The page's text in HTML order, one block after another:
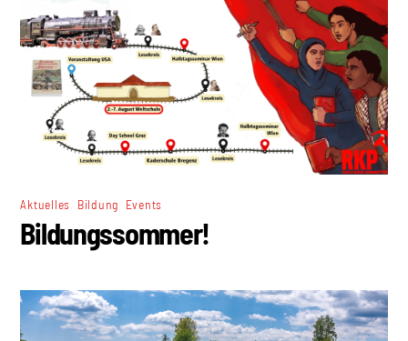
Aktuelles Bildung Events
Bildungssommer!